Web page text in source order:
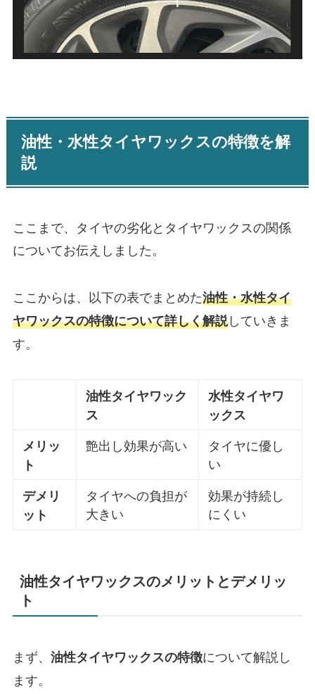
油性・水性タイヤワックスの特徴を解
説
ここまで、タイヤの劣化とタイヤワックスの関係
についてお伝えしました。
ここからは、以下の表でまとめた油性・水性タイ
ヤワックスの特徴について詳しく解説していきま
す。
油性タイヤワック
ス
水性タイヤワ
ックス
メリッ
ト
艶出し効果が高い
タイヤに優し
い
デメリ
ット
タイヤへの負担が
大きい
効果が持続し
にくい
油性タイヤワックスのメリットとデメリッ
ト
まず、 油性タイヤワックスの特徴について解説し
ます。